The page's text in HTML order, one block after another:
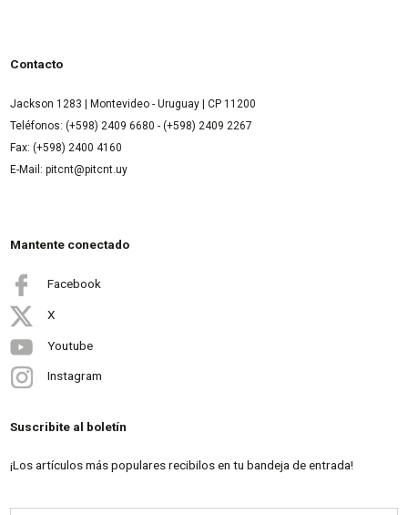
Contacto
Jackson 1283 | Montevideo - Uruguay | CP 11200
Teléfonos: (+598) 2409 6680 - (+598) 2409 2267
Fax: (+598) 2400 4160
E-Mail: pitcnt@pitcnt.uy
Mantente conectado
Facebook
X
Youtube
Instagram
Suscribite al boletín
¡Los artículos más populares recibilos en tu bandeja de entrada!